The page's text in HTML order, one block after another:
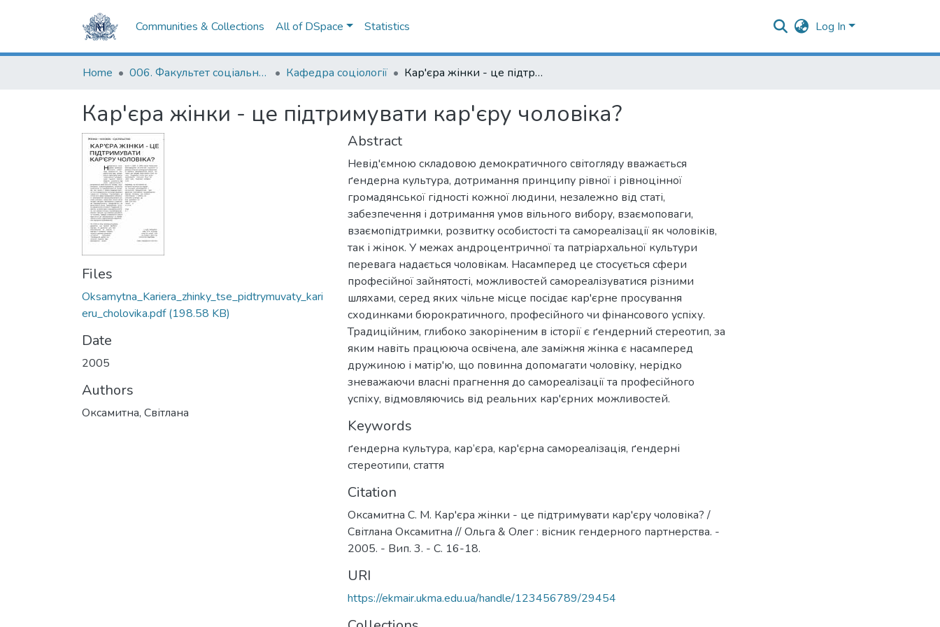
Communities & Collections All of DSpace Statistics Log In
Home 006. Факультет соціальних наук і соціальних технологій Кафедра соціології Кар'єра жінки - це підтримувати кар'єру чоловіка?
Кар'єра жінки - це підтримувати кар'єру чоловіка?
Files
Oksamytna_Kariera_zhinky_tse_pidtrymuvaty_kari
eru_cholovika.pdf(198.58 KB)
Date
2005
Authors
Оксамитна, Світлана
Abstract
Невід'ємною складовою демократичного світогляду вважається
ґендерна культура, дотримання принципу рівної і рівноцінної
громадянської гідності кожної людини, незалежно від статі,
забезпечення і дотримання умов вільного вибору, взаємоповаги,
взаємопідтримки, розвитку особистості та самореалізації як чоловіків,
так і жінок. У межах андроцентричної та патріархальної культури
перевага надається чоловікам. Насамперед це стосується сфери
професійної зайнятості, можливостей самореалізуватися різними
шляхами, серед яких чільне місце посідає кар'єрне просування
сходинками бюрократичного, професійного чи фінансового успіху.
Традиційним, глибоко закоріненим в історії є ґендерний стереотип, за
яким навіть працююча освічена, але заміжня жінка є насамперед
дружиною і матір'ю, що повинна допомагати чоловіку, нерідко
зневажаючи власні прагнення до самореалізації та професійного
успіху, відмовляючись від реальних кар'єрних можливостей.
Keywords
ґендерна культура, кар’єра, кар'єрна самореалізація, ґендерні
стереотипи, стаття
Citation
Оксамитна С. М. Кар'єра жінки - це підтримувати кар'єру чоловіка? /
Світлана Оксамитна // Ольга & Олег : вісник гендерного партнерства. -
2005. - Вип. 3. - С. 16-18.
URI
https://ekmair.ukma.edu.ua/handle/123456789/29454